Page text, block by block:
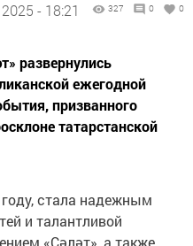
- 18:21 327 0 0
развернулись
ежегодной
призванного
татарстанской
стала надежным
и талантливой